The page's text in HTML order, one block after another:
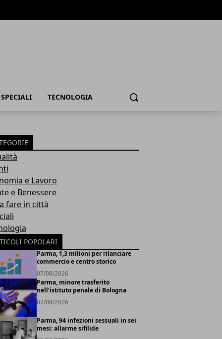
SPECIALI TECNOLOGIA Cerca
e Lavoro
e Benessere
fare in città
POPOLARI
Parma, 1,3 milioni per rilanciare
commercio e centro storico
07/08/2026
Parma, minore trasferito
nell’istituto penale di Bologna
07/08/2026
Parma, 94 infezioni sessuali in sei
mesi: allarme sifilide